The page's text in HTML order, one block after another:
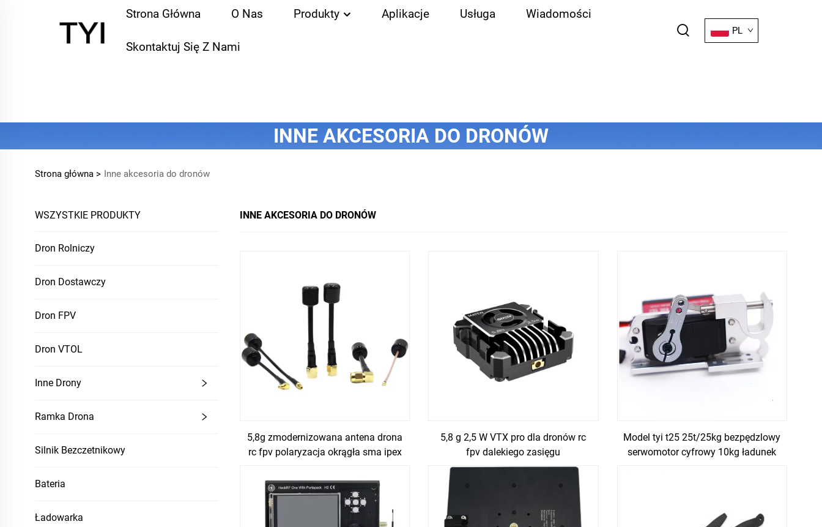
Strona Główna O Nas Produkty Aplikacje Usługa Wiadomości
Skontaktuj Się Z Nami
PL
INNE AKCESORIA DO DRONÓW
Strona główna > Inne akcesoria do dronów
WSZYSTKIE PRODUKTY
Dron Rolniczy
Dron Dostawczy
Dron FPV
Dron VTOL
Inne Drony
Ramka Drona
Silnik Bezczetnikowy
Bateria
Ładowarka
INNE AKCESORIA DO DRONÓW
5,8g zmodernizowana antena drona
rc fpv polaryzacja okrągła sma ipex
5,8 g 2,5 W VTX pro dla dronów rc
fpv dalekiego zasięgu
Model tyi t25 25t/25kg bezpędzlowy
serwomotor cyfrowy 10kg ładunek